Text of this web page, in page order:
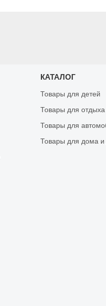
КАТАЛОГ
Товары для детей
Товары для отдыха
Товары для
Товары для дома и